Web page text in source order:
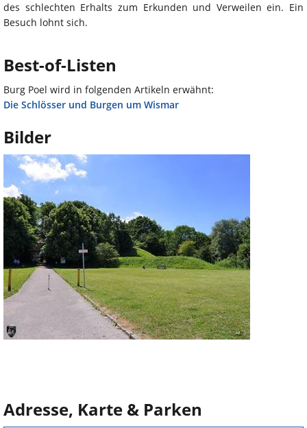
des schlechten Erhalts zum Erkunden und Verweilen ein. Ein
Besuch lohnt sich.
Best-of-Listen
Burg Poel wird in folgenden Artikeln erwähnt:
Die Schlösser und Burgen um Wismar
Bilder
Adresse, Karte & Parken